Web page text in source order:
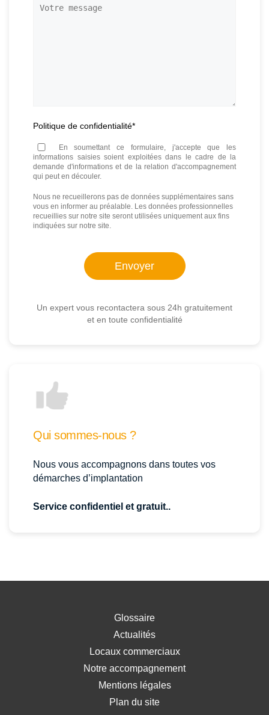
Votre
Politique de confidentialité*
En soumettant ce formulaire, j'accepte que les
informations saisies soient exploitées dans le cadre de la
demande d'informations et de la relation d'accompagnement
qui peut en découler.
Nous ne recueillerons pas de données supplémentaires sans
vous en informer au préalable. Les données professionnelles
recueillies sur notre site seront utilisées uniquement aux fins
indiquées sur notre site.
Un expert vous recontactera sous 24h gratuitement
et en toute confidentialité
Qui sommes-nous ?
Nous vous accompagnons dans toutes vos
démarches d’implantation
Service confidentiel et gratuit..
Glossaire
Actualités
Locaux commerciaux
Notre accompagnement
Mentions légales
Plan du site